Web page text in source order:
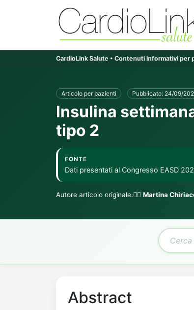
CardioLink Salute • Contenuti informativi per
Articolo per pazienti Pubblicato: 24/09/
Insulina
tipo 2
FONTE
Dati presentati al Congresso EASD
Autore articolo originale:👨‍⚕️ Martina
Abstract